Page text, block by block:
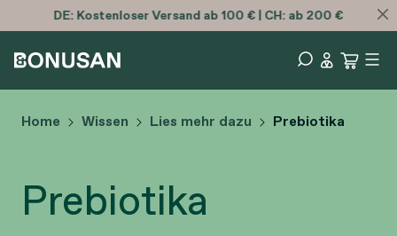
DE: KostenloserVersand ab 100 € | CH: ab 200 €
Home Wissen Lies mehr dazu Prebiotika
Prebiotika